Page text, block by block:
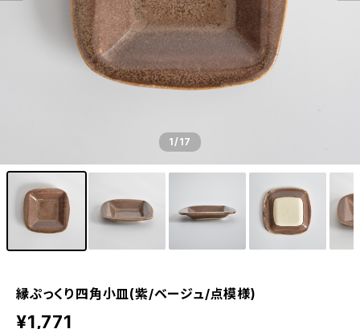
1/17
縁ぷっくり四角小皿(紫/ベージュ/点模様)
¥1,771